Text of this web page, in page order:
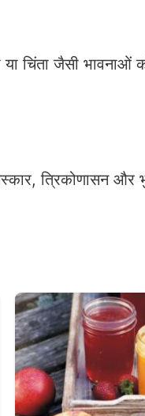
चिंता जैसी भावनाओं
त्रिकोणासन